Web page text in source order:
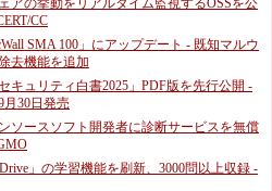
アの挙動をリアルタイム監視するOSSを公
CC
SMA 100」にアップデート - 既知マルウ
去機能を追加
セキュリティ白書2025」PDF版を先行公開 -
月30日発売
ソースソフト開発者に診断サービスを無償
」の学習機能を刷新、3000問以上収録 -